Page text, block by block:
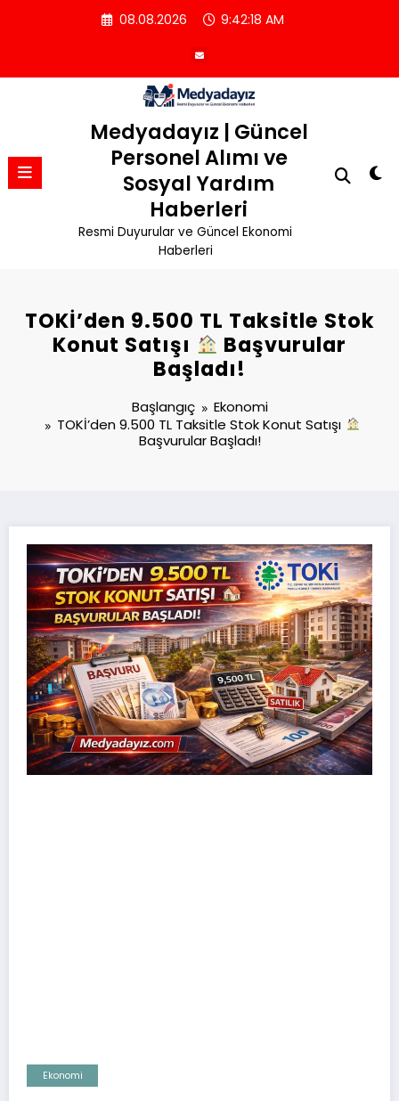
08.08.2026 9:42:18 AM
Medyadayız | Güncel
Personel Alımı ve
Sosyal Yardım
Haberleri
Resmi Duyurular ve Güncel Ekonomi
Haberleri
TOKİ’den 9.500 TL Taksitle Stok
Konut Satışı
Başvurular
Başladı!
Başlangıç
Ekonomi
TOKİ’den 9.500 TL Taksitle Stok Konut Satışı
Başvurular Başladı!
Ekonomi